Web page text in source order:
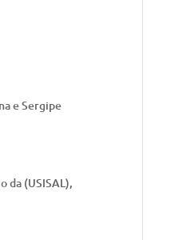
e Sergipe
da (USISAL),